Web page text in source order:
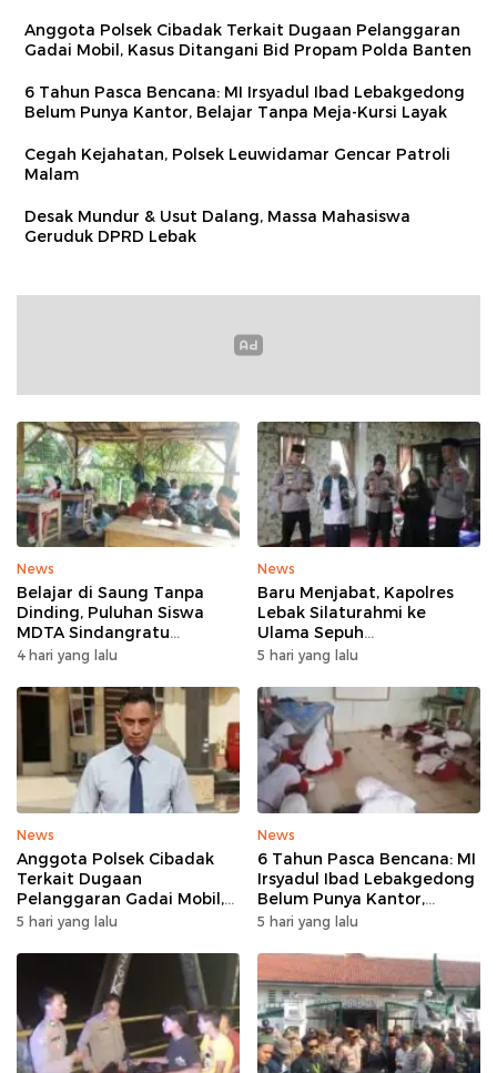
Anggota Polsek Cibadak Terkait Dugaan Pelanggaran
Gadai Mobil, Kasus Ditangani Bid Propam Polda Banten
6 Tahun Pasca Bencana: MI Irsyadul Ibad Lebakgedong
Belum Punya Kantor, Belajar Tanpa Meja-Kursi Layak
Cegah Kejahatan, Polsek Leuwidamar Gencar Patroli
Malam
Desak Mundur & Usut Dalang, Massa Mahasiswa
Geruduk DPRD Lebak
News
Belajar di Saung Tanpa
Dinding, Puluhan Siswa
MDTA Sindangratu
Panggarangan Bertahan
4 hari yang lalu
News
Baru Menjabat, Kapolres
Lebak Silaturahmi ke
Ulama Sepuh
Rangkasbitung
5 hari yang lalu
News
Anggota Polsek Cibadak
Terkait Dugaan
Pelanggaran Gadai Mobil,
Kasus Ditangani Bid
5 hari yang lalu
News
6 Tahun Pasca Bencana: MI
Irsyadul Ibad Lebakgedong
Belum Punya Kantor,
Belajar Tanpa Meja-Kursi
5 hari yang lalu